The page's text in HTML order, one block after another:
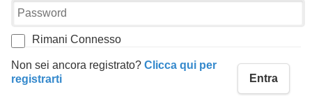
Rimani Connesso
Entra
Non sei ancora registrato? Clicca qui per
registrarti